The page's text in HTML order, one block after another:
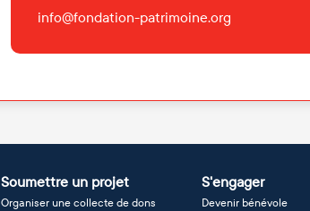
info@fondation-patrimoine.org
Soumettre un projet
Organiser une collecte de dons
S'engager
Devenir bénévole